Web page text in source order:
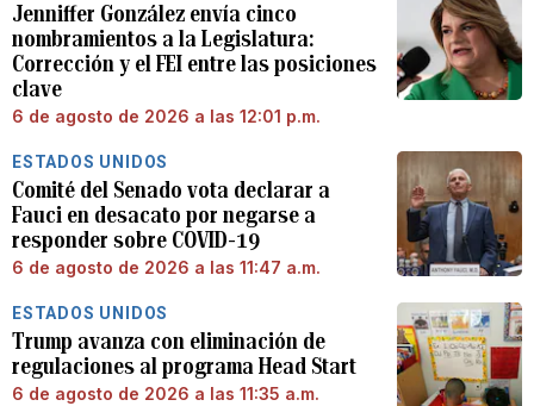
Jenniffer González envía cinco
nombramientos a la Legislatura:
Corrección y el FEI entre las posiciones
clave
6 de agosto de 2026 a las 12:01 p.m.
ESTADOS UNIDOS
Comité del Senado vota declarar a
Fauci en desacato por negarse a
responder sobre COVID-19
6 de agosto de 2026 a las 11:47 a.m.
ESTADOS UNIDOS
Trump avanza con eliminación de
regulaciones al programa Head Start
6 de agosto de 2026 a las 11:35 a.m.